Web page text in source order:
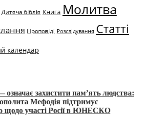
Дитяча біблія Книга Молитва
Проповіді Розслідування Статті
календар
означає захистити пам’ять людства:
Мефодія підтримує
щодо участі Росії в ЮНЕСКО